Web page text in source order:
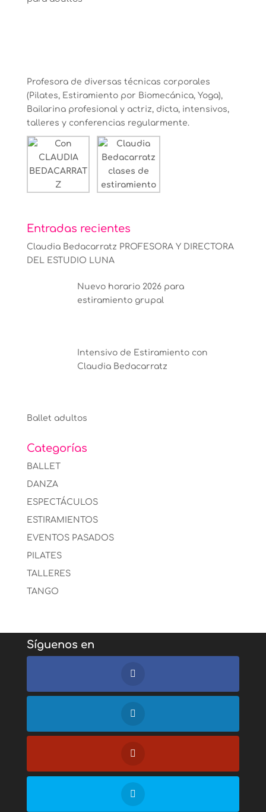
Profesora de diversas técnicas corporales
(Pilates, Estiramiento por Biomecánica, Yoga),
Bailarina profesional y actriz, dicta, intensivos,
talleres y conferencias regularmente.
Entradas recientes
Claudia Bedacarratz PROFESORA Y DIRECTORA
DEL ESTUDIO LUNA
Nuevo horario 2026 para
estiramiento grupal
Intensivo de Estiramiento con
Claudia Bedacarratz
Ballet adultos
Categorías
BALLET
DANZA
ESPECTÁCULOS
ESTIRAMIENTOS
EVENTOS PASADOS
PILATES
TALLERES
TANGO
Síguenos en